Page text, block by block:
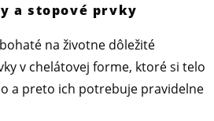
a stopové prvky
na životne dôležité
v chelátovej forme, ktoré si telo
a preto ich potrebuje pravidelne